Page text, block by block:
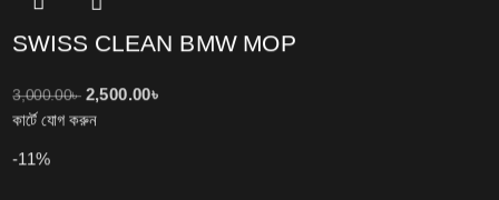
SWISS CLEAN BMW MOP
3,000.00৳ 2,500.00৳
কার্টে যোগ করুন
-11%